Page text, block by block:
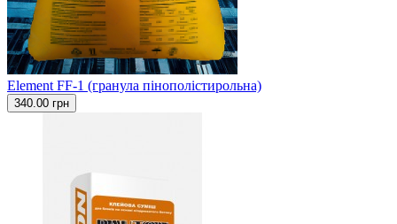
Element FF-1 (гранула пінополістирольна)
340.00 грн